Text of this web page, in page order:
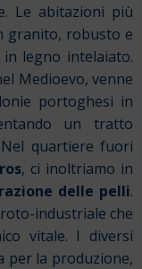
Le abitazioni più
granito, robusto e
legno intelaiato.
Medioevo, venne
portoghesi in
un tratto
Nel quartiere fuori
, ci inoltriamo in
delle pelli.
industriale che
vitale. I diversi
per la produzione,